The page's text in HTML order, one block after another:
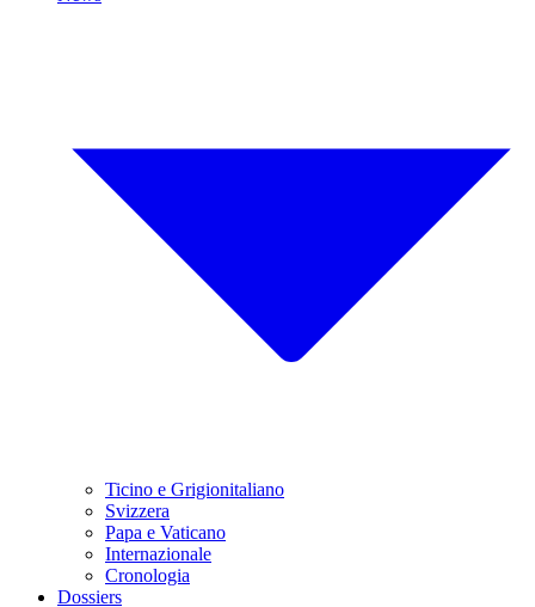
Ticino e Grigionitaliano
Svizzera
Papa e Vaticano
Internazionale
Cronologia
Dossiers